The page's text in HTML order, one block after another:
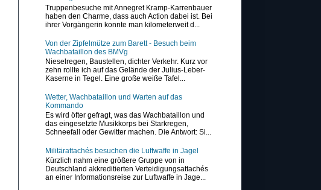
Truppenbesuche mit Annegret Kramp-Karrenbauer
haben den Charme, dass auch Action dabei ist. Bei
ihrer Vorgängerin konnte man kilometerweit d...
Von der Zipfelmütze zum Barett - Besuch beim
Wachbataillon des BMVg
Nieselregen, Baustellen, dichter Verkehr. Kurz vor
zehn rollte ich auf das Gelände der Julius-Leber-
Kaserne in Tegel. Eine große weiße Tafel...
Wetter, Wachbataillon und Warten auf das
Kommando
Es wird öfter gefragt, was das Wachbataillon und
das eingesetzte Musikkorps bei Starkregen,
Schneefall oder Gewitter machen. Die Antwort: Si...
Militärattachés besuchen die Luftwaffe in Jagel
Kürzlich nahm eine größere Gruppe von in
Deutschland akkreditierten Verteidigungsattachés
an einer Informationsreise zur Luftwaffe in Jage...